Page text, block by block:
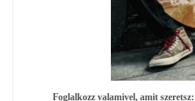
Foglalkozz valamivel, amit szeretsz: